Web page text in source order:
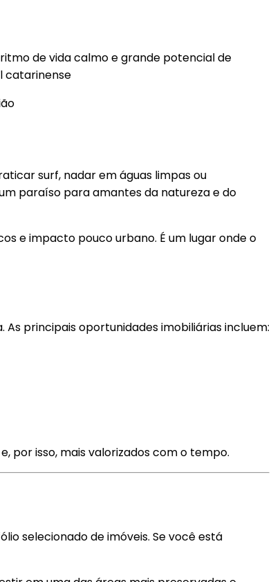
de vida calmo e grande potencial de
catarinense
surf, nadar em águas limpas ou
paraíso para amantes da natureza e do
e impacto pouco urbano. É um lugar onde o
As principais oportunidades imobiliárias incluem:
por isso, mais valorizados com o tempo.
selecionado de imóveis. Se você está